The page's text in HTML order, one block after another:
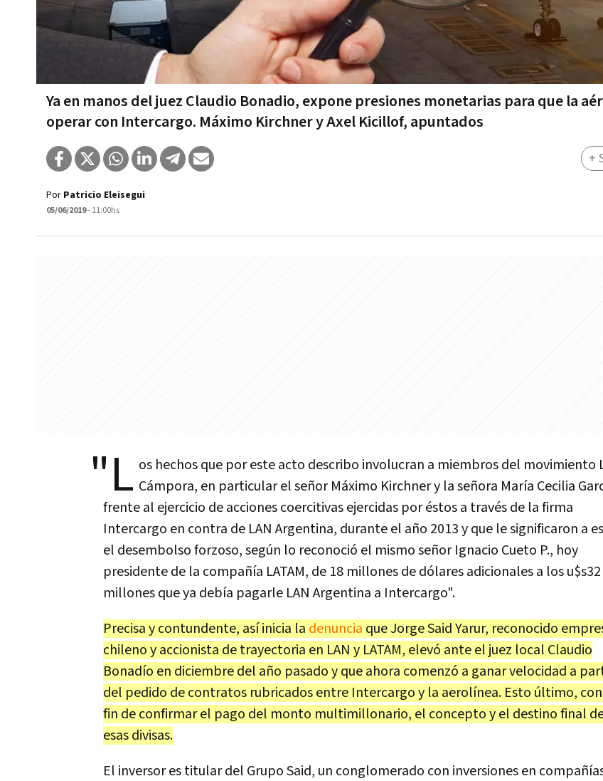
Ya en manos del juez Claudio Bonadio, expone presiones monetarias para que la
operar con Intercargo. Máximo Kirchner y Axel Kicillof, apuntados
Por Patricio Eleisegui
05/06/2019- 11:00hs
+
"L os hechos que por este acto describo involucran a miembros del movimiento
Cámpora, en particular el señor Máximo Kirchner y la señora María Cecilia
frente al ejercicio de acciones coercitivas ejercidas por éstos a través de la firma
Intercargo en contra de LAN Argentina, durante el año 2013 y que le significaron a
el desembolso forzoso, según lo reconoció el mismo señor Ignacio Cueto P., hoy
presidente de la compañía LATAM, de 18 millones de dólares adicionales a los u$s32
millones que ya debía pagarle LAN Argentina a Intercargo".
Precisa y contundente, así inicia la denuncia que Jorge Said Yarur, reconocido
chileno y accionista de trayectoria en LAN y LATAM, elevó ante el juez local Claudio
Bonadío en diciembre del año pasado y que ahora comenzó a ganar velocidad a
del pedido de contratos rubricados entre Intercargo y la aerolínea. Esto último,
fin de confirmar el pago del monto multimillonario, el concepto y el destino final
esas divisas.
El inversor es titular del Grupo Said, un conglomerado con inversiones en